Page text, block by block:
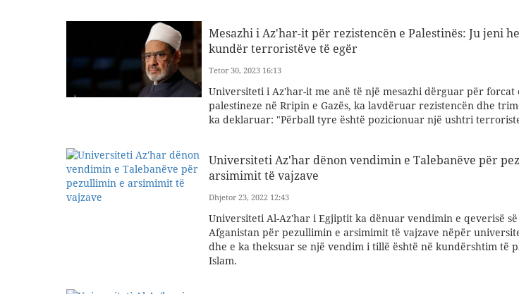
Mesazhi i Az'har-it për rezistencën e Palestinës: Ju jeni
kundër terroristëve të egër
Tetor 30, 2023 16:13
Universiteti i Az'har-it me anë të një mesazhi dërguar për forcat
palestineze në Rripin e Gazës, ka lavdëruar rezistencën dhe
ka deklaruar: "Përball tyre është pozicionuar një ushtri
Universiteti Az'har dënon vendimin e Talebanëve për
arsimimit të vajzave
Dhjetor 23, 2022 12:43
Universiteti Al-Az'har i Egjiptit ka dënuar vendimin e qeverisë
Afganistan për pezullimin e arsimimit të vajzave nëpër
dhe e ka theksuar se një vendim i tillë është në kundërshtim të
Islam.